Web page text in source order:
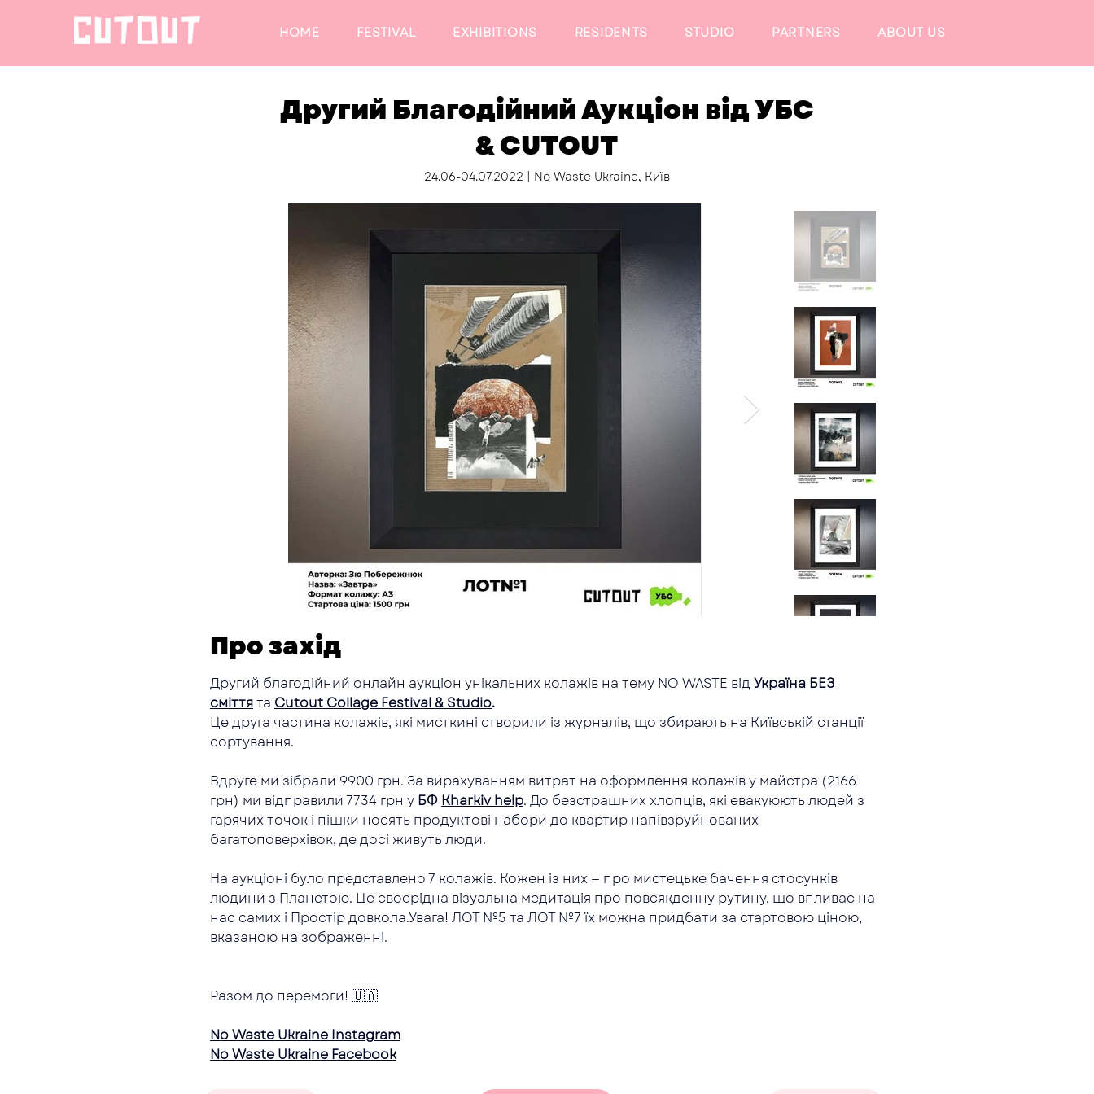
HOME FESTIVAL EXHIBITIONS RESIDENTS STUDIO PARTNERS ABOUT US
Другий Благодійний Аукціон від УБС
& CUTOUT
24.06-04.07.2022 | No Waste Ukraine, Київ
Про захід
Другий благодійний онлайн аукціон унікальних колажів на тему NO WASTE від Україна БЕЗ
сміття та Cutout Collage Festival & Studio.
Це друга частина колажів, які мисткині створили із журналів, що збирають на Київській станції
сортування.
Вдруге ми зібрали 9900 грн. За вирахуванням витрат на оформлення колажів у майстра (2166
грн) ми відправили 7734 грн у БФ Kharkiv help. До безстрашних хлопців, які евакуюють людей з
гарячих точок і пішки носять продуктові набори до квартир напівзруйнованих
багатоповерхівок, де досі живуть люди.
На аукціоні було представлено 7 колажів. Кожен із них — про мистецьке бачення стосунків
людини з Планетою. Це своєрідна візуальна медитація про повсякденну рутину, що впливає на
нас самих і Простір довкола.Увага! ЛОТ №5 та ЛОТ №7 їх можна придбати за стартовою ціною,
вказаною на зображенні.
Разом до перемоги! 🇺🇦
No Waste Ukraine Instagram
No Waste Ukraine Facebook